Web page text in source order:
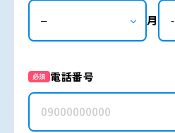
月
必須 電話番号